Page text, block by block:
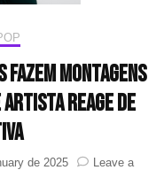
fazem montagens
artista reage de
de 2025
Leave a